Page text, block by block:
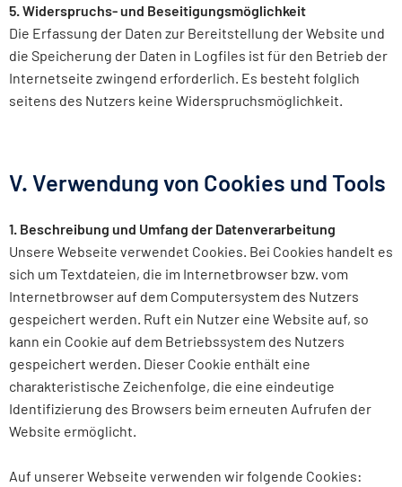
5. Widerspruchs- und Beseitigungsmöglichkeit
Die Erfassung der Daten zur Bereitstellung der Website und
die Speicherung der Daten in Logfiles ist für den Betrieb der
Internetseite zwingend erforderlich. Es besteht folglich
seitens des Nutzers keine Widerspruchsmöglichkeit.
V. Verwendung von Cookies und Tools
1. Beschreibung und Umfang der Datenverarbeitung
Unsere Webseite verwendet Cookies. Bei Cookies handelt es
sich um Textdateien, die im Internetbrowser bzw. vom
Internetbrowser auf dem Computersystem des Nutzers
gespeichert werden. Ruft ein Nutzer eine Website auf, so
kann ein Cookie auf dem Betriebssystem des Nutzers
gespeichert werden. Dieser Cookie enthält eine
charakteristische Zeichenfolge, die eine eindeutige
Identifizierung des Browsers beim erneuten Aufrufen der
Website ermöglicht.
Auf unserer Webseite verwenden wir folgende Cookies: